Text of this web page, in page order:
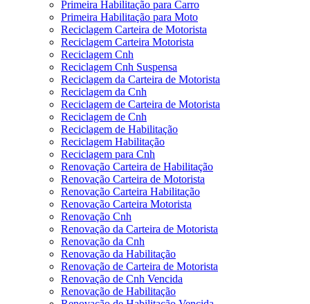
Primeira Habilitação para Carro
Primeira Habilitação para Moto
Reciclagem Carteira de Motorista
Reciclagem Carteira Motorista
Reciclagem Cnh
Reciclagem Cnh Suspensa
Reciclagem da Carteira de Motorista
Reciclagem da Cnh
Reciclagem de Carteira de Motorista
Reciclagem de Cnh
Reciclagem de Habilitação
Reciclagem Habilitação
Reciclagem para Cnh
Renovação Carteira de Habilitação
Renovação Carteira de Motorista
Renovação Carteira Habilitação
Renovação Carteira Motorista
Renovação Cnh
Renovação da Carteira de Motorista
Renovação da Cnh
Renovação da Habilitação
Renovação de Carteira de Motorista
Renovação de Cnh Vencida
Renovação de Habilitação